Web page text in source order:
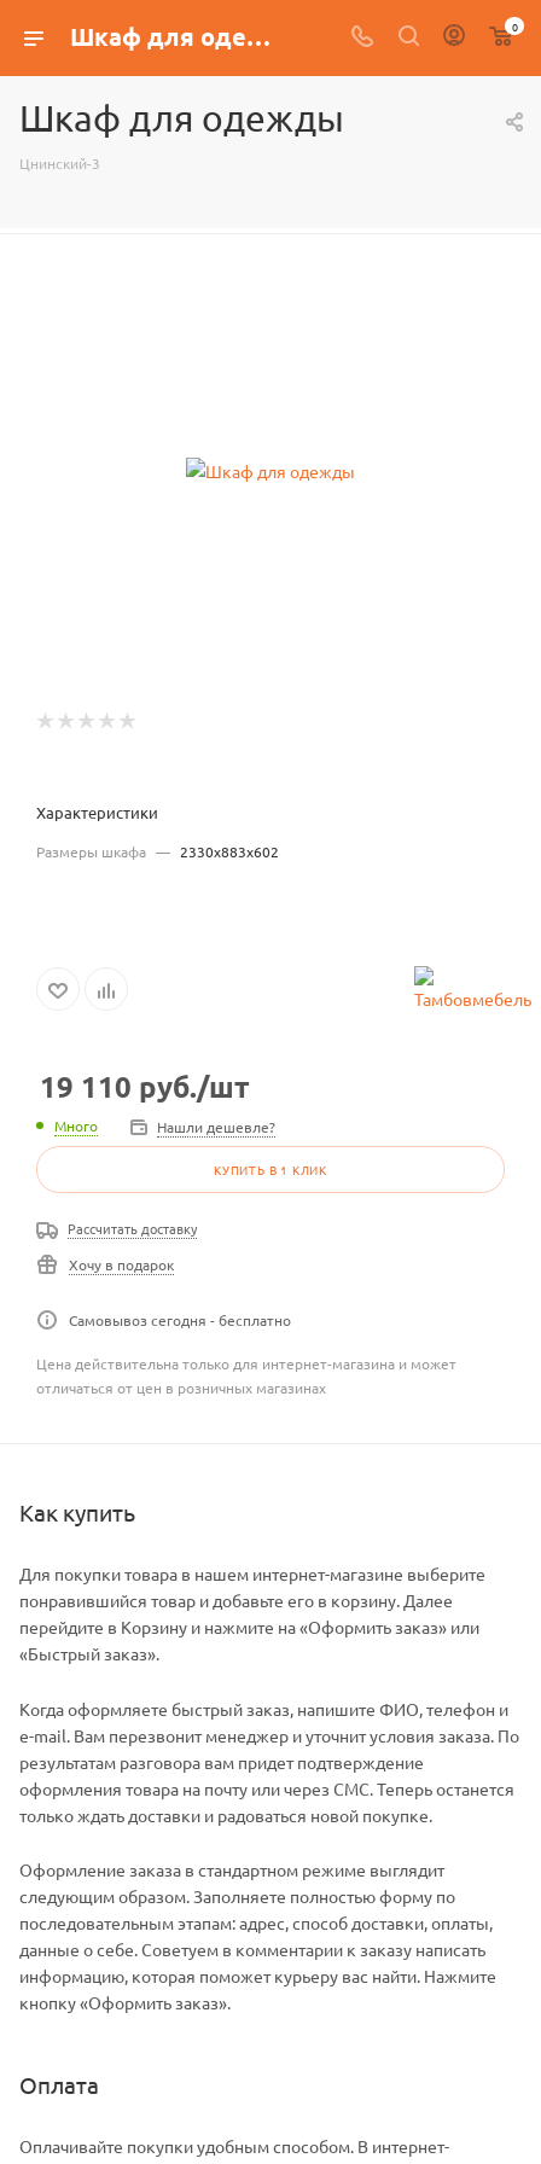
Шкаф для одежды 0
Шкаф для одежды
Цнинский-3
Характеристики
Размеры шкафа — 2330х883х602
19 110 руб./шт
Много Нашли дешевле?
КУПИТЬ В 1 КЛИК
Рассчитать доставку
Хочу в подарок
Самовывоз сегодня - бесплатно
Цена действительна только для интернет-магазина и может
отличаться от цен в розничных магазинах
Как купить
Для покупки товара в нашем интернет-магазине выберите
понравившийся товар и добавьте его в корзину. Далее
перейдите в Корзину и нажмите на «Оформить заказ» или
«Быстрый заказ».
Когда оформляете быстрый заказ, напишите ФИО, телефон и
e-mail. Вам перезвонит менеджер и уточнит условия заказа. По
результатам разговора вам придет подтверждение
оформления товара на почту или через СМС. Теперь останется
только ждать доставки и радоваться новой покупке.
Оформление заказа в стандартном режиме выглядит
следующим образом. Заполняете полностью форму по
последовательным этапам: адрес, способ доставки, оплаты,
данные о себе. Советуем в комментарии к заказу написать
информацию, которая поможет курьеру вас найти. Нажмите
кнопку «Оформить заказ».
Оплата
Оплачивайте покупки удобным способом. В интернет-